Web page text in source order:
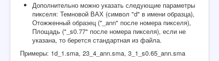
Дополнительно можно указать следующие параметры
пикселя: Темновой ВАХ (символ "d" в имени образца),
Отожженный образец ("_ann" после номера пикселя),
Площадь ("_s0.77" после номера пикселя), если не
указана, то берется стандартная из файла.
Примеры: 1d_1.sma, 23_4_ann.sma, 3_1_s0.65_ann.sma